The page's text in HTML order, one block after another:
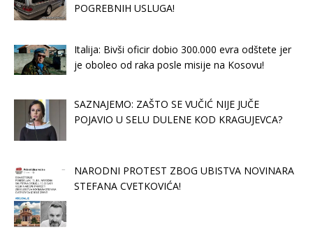
POGREBNIH USLUGA!
Italija: Bivši oficir dobio 300.000 evra odštete jer
je oboleo od raka posle misije na Kosovu!
SAZNAJEMO: ZAŠTO SE VUČIĆ NIJE JUČE
POJAVIO U SELU DULENE KOD KRAGUJEVCA?
NARODNI PROTEST ZBOG UBISTVA NOVINARA
STEFANA CVETKOVIĆA!